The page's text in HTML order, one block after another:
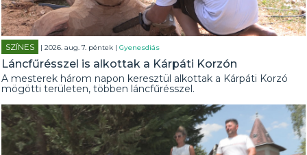
SZÍNES | 2026. aug. 7. péntek |Gyenesdiás
Láncfűrésszel is alkottak a Kárpáti Korzón
A mesterek három napon keresztül alkottak a Kárpáti Korzó
mögötti területen, többen láncfűrésszel.